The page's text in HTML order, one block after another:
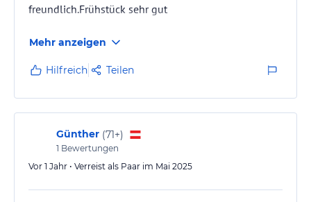
freundlich.Frühstück sehr gut
Mehr anzeigen
Hilfreich Teilen
Günther (71+)
1 Bewertungen
Vor 1 Jahr • Verreist als Paar im Mai 2025